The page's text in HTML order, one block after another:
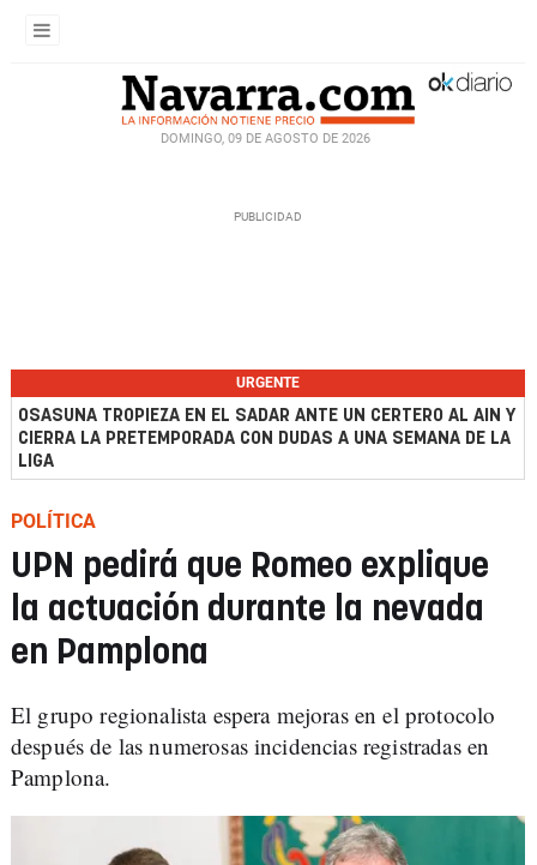
DOMINGO, 09 DE AGOSTO DE 2026
URGENTE
OSASUNA TROPIEZA EN EL SADAR ANTE UN CERTERO AL AIN Y
CIERRA LA PRETEMPORADA CON DUDAS A UNA SEMANA DE LA
LIGA
POLÍTICA
UPN pedirá que Romeo explique
la actuación durante la nevada
en Pamplona
El grupo regionalista espera mejoras en el protocolo
después de las numerosas incidencias registradas en
Pamplona.